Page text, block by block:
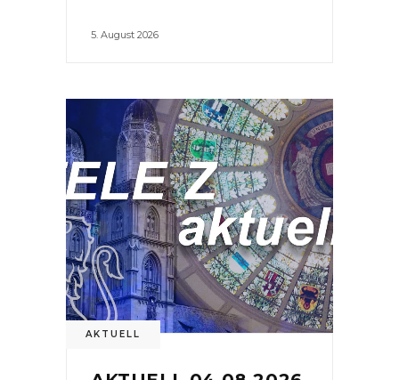
5. August 2026
AKTUELL